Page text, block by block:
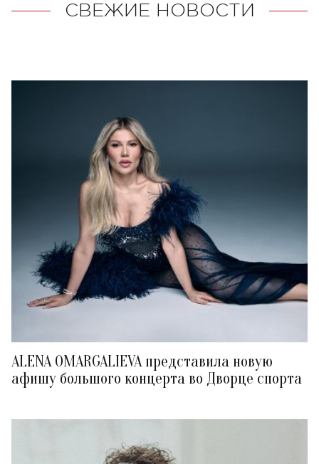
СВЕЖИЕ НОВОСТИ
ALENA OMARGALIEVA представила новую
афишу большого концерта во Дворце спорта